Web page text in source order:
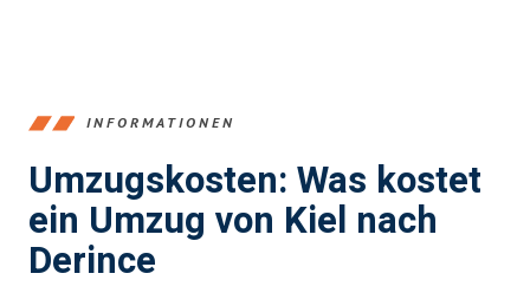
INFORMATIONEN
Umzugskosten: Was kostet
ein Umzug von Kiel nach
Derince